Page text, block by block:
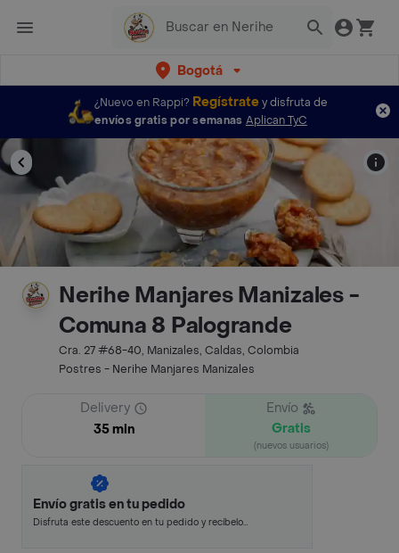
Bogotá
¿Nuevo en Rappi? Regístratey disfruta de
envíos gratis por semanas Aplican TyC
Nerihe Manjares Manizales -
Comuna 8 Palogrande
Cra. 27 #68-40, Manizales, Caldas, Colombia
Postres - Nerihe Manjares Manizales
Delivery
35 min
Envío
Gratis
(nuevos usuarios)
Envío gratis en tu pedido
Disfruta este descuento en tu pedido y recíbelo